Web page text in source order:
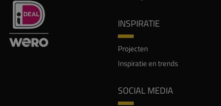
INSPIRATIE
Projecten
Inspiratie en trends
SOCIAL MEDIA